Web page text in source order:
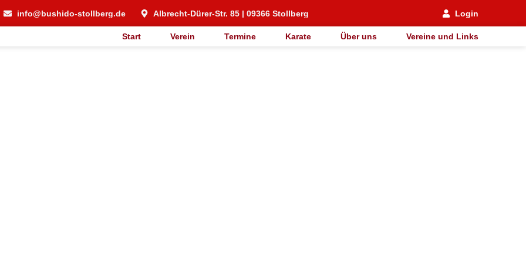
info@bushido-stollberg.de Albrecht-Dürer-Str. 85 | 09366 Stollberg Login
Start Verein Termine Karate Über uns Vereine und Links